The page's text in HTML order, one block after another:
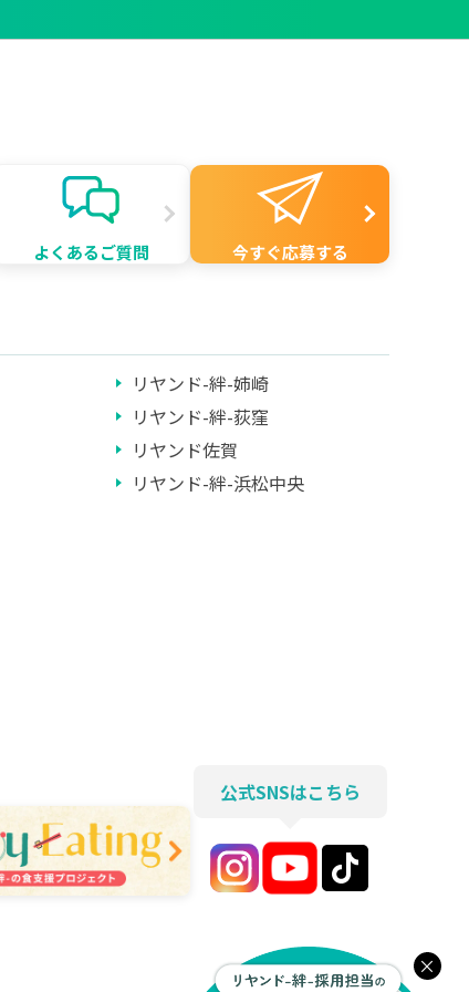
よくあるご質問 今すぐ応募する
リヤンド-絆-姉崎
リヤンド-絆-荻窪
リヤンド佐賀
リヤンド-絆-浜松中央
公式SNSはこちら
×